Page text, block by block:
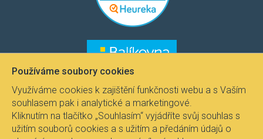
Používáme soubory cookies
Využíváme cookies k zajištění funkčnosti webu a s Vaším
souhlasem pak i analytické a marketingové.
Kliknutím na tlačítko „Souhlasím“ vyjádříte svůj souhlas s
užitím souborů cookies a s užitím a předáním údajů o